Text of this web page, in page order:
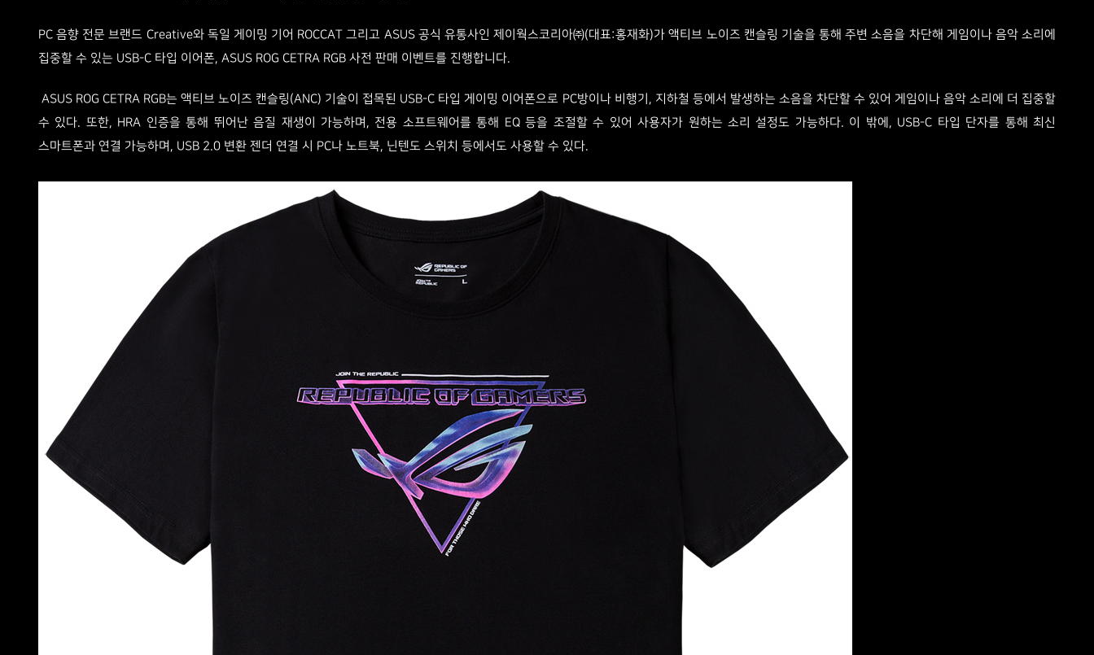
PC 음향 전문 브랜드 Creative와 독일 게이밍 기어 ROCCAT 그리고 ASUS 공식 유통사인 제이웍스코리아㈜(대표:홍재화)가 액티브 노이즈 캔슬링 기술을 통해 주변 소음을 차단해 게임이나 음악 소리에
집중할 수 있는 USB-C 타입 이어폰, ASUS ROG CETRA RGB 사전 판매 이벤트를 진행합니다.
ASUS ROG CETRA RGB는 액티브 노이즈 캔슬링(ANC) 기술이 접목된 USB-C 타입 게이밍 이어폰으로 PC방이나 비행기, 지하철 등에서 발생하는 소음을 차단할 수 있어 게임이나 음악 소리에 더 집중할
수 있다. 또한, HRA 인증을 통해 뛰어난 음질 재생이 가능하며, 전용 소프트웨어를 통해 EQ 등을 조절할 수 있어 사용자가 원하는 소리 설정도 가능하다. 이 밖에, USB-C 타입 단자를 통해 최신
스마트폰과 연결 가능하며, USB 2.0 변환 젠더 연결 시 PC나 노트북, 닌텐도 스위치 등에서도 사용할 수 있다.